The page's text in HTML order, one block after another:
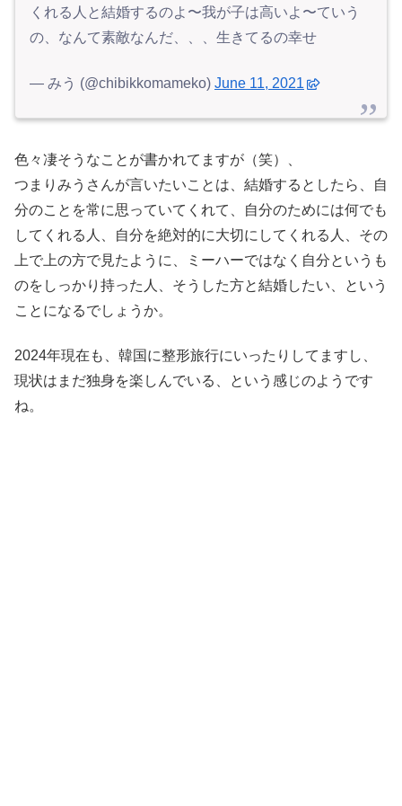
くれる人と結婚するのよ〜我が子は高いよ〜ていう
の、なんて素敵なんだ、、、生きてるの幸せ
— みう (@chibikkomameko) June 11, 2021
色々凄そうなことが書かれてますが（笑）、
つまりみうさんが言いたいことは、結婚するとしたら、自
分のことを常に思っていてくれて、自分のためには何でも
してくれる人、自分を絶対的に大切にしてくれる人、その
上で上の方で見たように、ミーハーではなく自分というも
のをしっかり持った人、そうした方と結婚したい、という
ことになるでしょうか。
2024年現在も、韓国に整形旅行にいったりしてますし、
現状はまだ独身を楽しんでいる、という感じのようです
ね。